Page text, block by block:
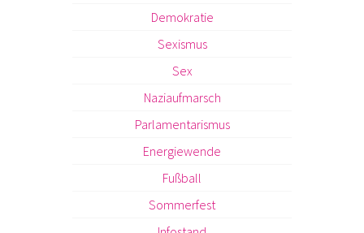
Demokratie
Sexismus
Sex
Naziaufmarsch
Parlamentarismus
Energiewende
Fußball
Sommerfest